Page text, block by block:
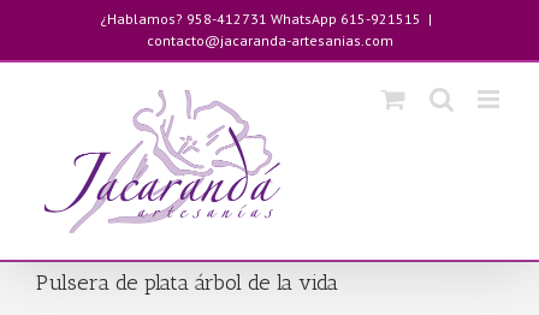
contenido
¿Hablamos? 958-412731 WhatsApp 615-921515 |
contacto@jacaranda-artesanias.com
Pulsera de plata árbol de la vida